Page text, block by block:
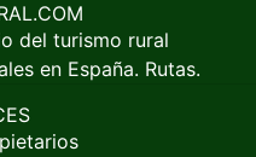
del turismo rural
en España. Rutas.